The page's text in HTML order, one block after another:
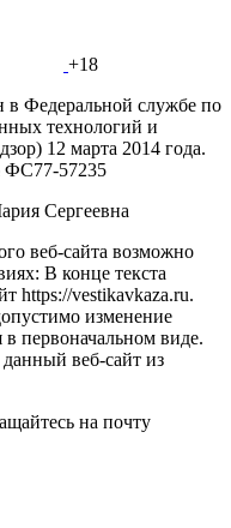
+18
в Федеральной службе по
технологий и
12 марта 2014 года.
ФС77-57235
Сергеевна
веб-сайта возможно
В конце текста
https://vestikavkaza.ru.
изменение
в первоначальном виде.
веб-сайт из
на почту